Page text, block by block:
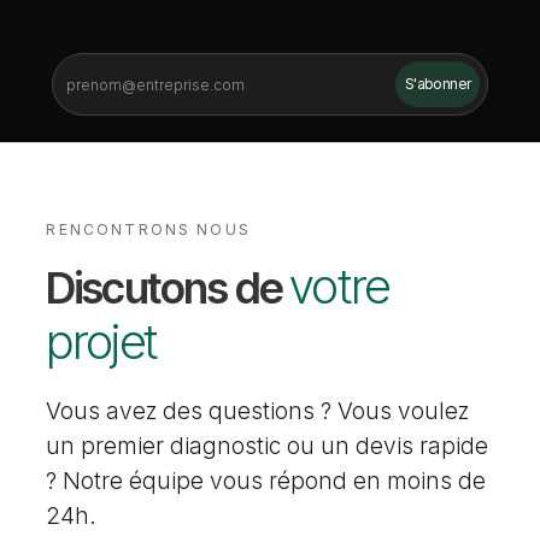
RENCONTRONS NOUS
Discutons devotre
projet
Vous avez des questions ? Vous voulez
un premier diagnostic ou un devis rapide
? Notre équipe vous répond en moins de
24h.